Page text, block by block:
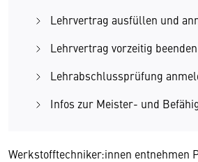
Lehrvertrag ausfüllen und
Lehrvertrag vorzeitig beenden
Lehrabschlussprüfung
Infos zur Meister- und
Werkstofftechniker:innen entnehmen